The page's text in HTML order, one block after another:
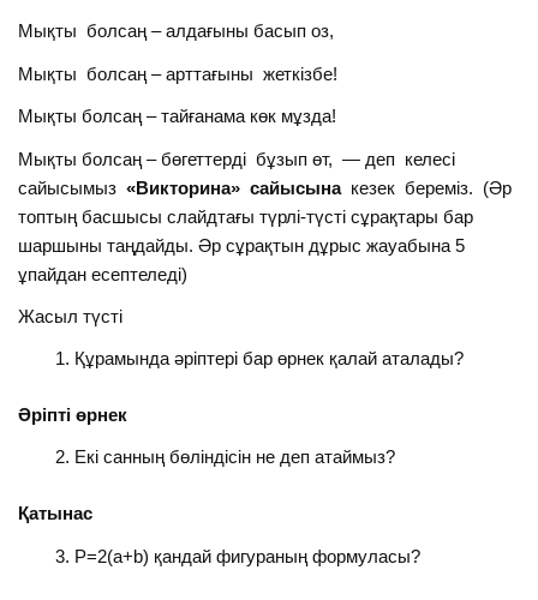
Мықты болсаң – алдағыны басып оз,
Мықты болсаң – арттағыны жеткізбе!
Мықты болсаң – тайғанама көк мұзда!
Мықты болсаң – бөгеттерді бұзып өт, — деп келесі
сайысымыз«Викторина» сайысынакезек береміз. (Әр
топтың басшысы слайдтағы түрлі-түсті сұрақтары бар
шаршыны таңдайды. Әр сұрақтын дұрыс жауабына 5
ұпайдан есептеледі)
Жасыл түсті
Құрамында әріптері бар өрнек қалай аталады?
Әріпті өрнек
Екі санның бөліндісін не деп атаймыз?
Қатынас
Р=2(a+b) қандай фигураның формуласы?